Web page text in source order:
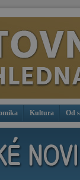
Kultura Od